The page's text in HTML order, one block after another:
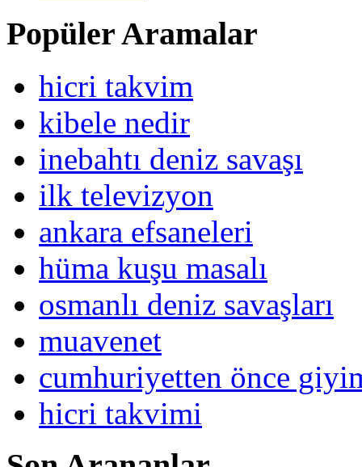
Popüler Aramalar
hicri takvim
kibele nedir
inebahtı deniz savaşı
ilk televizyon
ankara efsaneleri
hüma kuşu masalı
osmanlı deniz savaşları
muavenet
cumhuriyetten önce
hicri takvimi